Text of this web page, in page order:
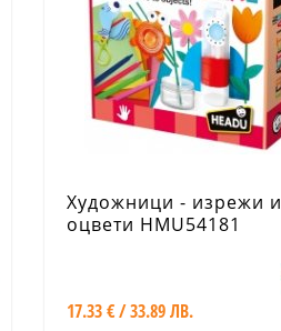
Художници - изрежи и
оцвети HMU54181
17.33 € / 33.89 ЛВ.